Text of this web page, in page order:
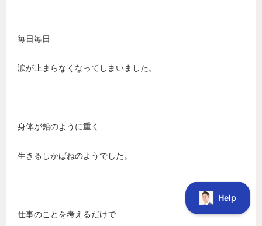
毎日毎日
涙が止まらなくなってしまいました。
身体が鉛のように重く
生きるしかばねのようでした。
仕事のことを考えるだけで